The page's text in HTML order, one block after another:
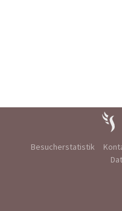
Besucherstatistik